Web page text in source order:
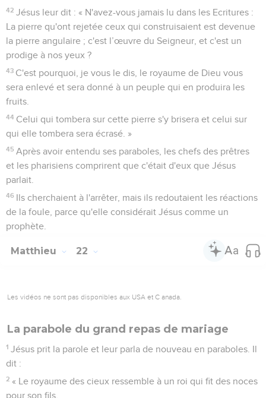
42 Jésus leur dit : « N'avez-vous jamais lu dans les Ecritures :
La pierre qu'ont rejetée ceux qui construisaient est devenue
la pierre angulaire ; c'est l’œuvre du Seigneur, et c'est un
prodige à nos yeux ?
43 C'est pourquoi, je vous le dis, le royaume de Dieu vous
sera enlevé et sera donné à un peuple qui en produira les
fruits.
44 Celui qui tombera sur cette pierre s'y brisera et celui sur
qui elle tombera sera écrasé. »
45 Après avoir entendu ses paraboles, les chefs des prêtres
et les pharisiens comprirent que c'était d'eux que Jésus
parlait.
46 Ils cherchaient à l'arrêter, mais ils redoutaient les réactions
de la foule, parce qu'elle considérait Jésus comme un
prophète.
Matthieu 22
Les vidéos ne sont pas disponibles aux USA et C anada.
La parabole du grand repas de mariage
1 Jésus prit la parole et leur parla de nouveau en paraboles. Il
dit :
2 « Le royaume des cieux ressemble à un roi qui fit des noces
pour son fils.